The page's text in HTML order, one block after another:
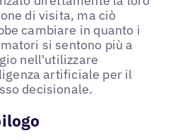
di visita, ma ciò
cambiare in quanto i
si sentono più a
nell'utilizzare
artificiale per il
decisionale.